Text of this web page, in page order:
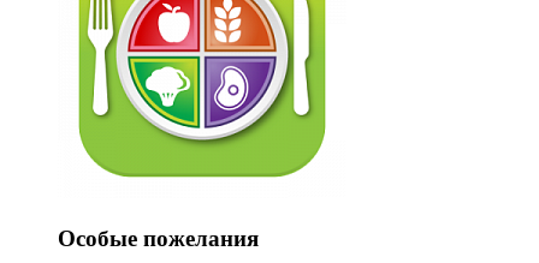
Особые пожелания